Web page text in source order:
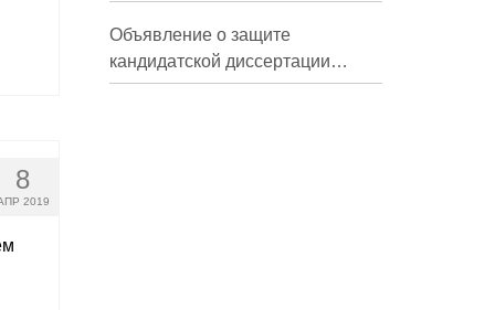
8
2019
Объявление о защите
кандидатской диссертации
Трындиной Николь Сергеевны